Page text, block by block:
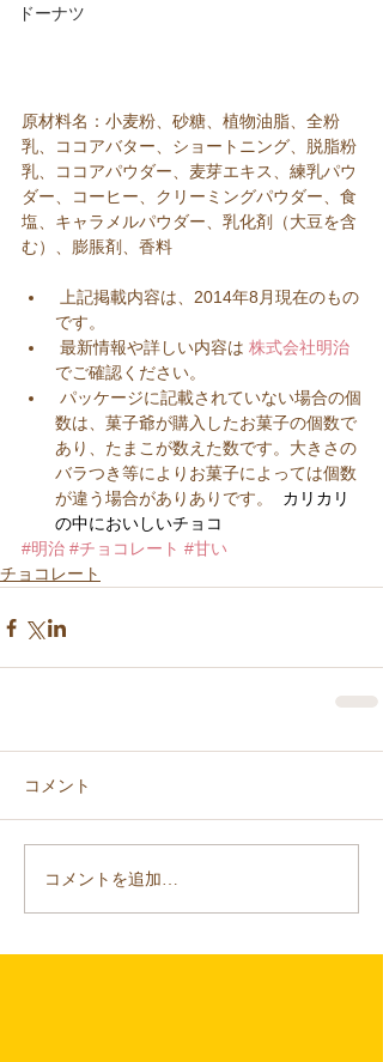
ドーナツ
原材料名：小麦粉、砂糖、植物油脂、全粉
乳、ココアバター、ショートニング、脱脂粉
乳、ココアパウダー、麦芽エキス、練乳パウ
ダー、コーヒー、クリーミングパウダー、食
塩、キャラメルパウダー、乳化剤（大豆を含
む）、膨脹剤、香料
です。
最新情報や詳しい内容は 株式会社明治
でご確認ください。
数は、菓子爺が購入したお菓子の個数で
あり、たまこが数えた数です。大きさの
バラつき等によりお菓子によっては個数
が違う場合がありありです。 カリカリ
の中においしいチョコ
#明治 #チョコレート #甘い
チョコレート
コメント
コメントを追加…